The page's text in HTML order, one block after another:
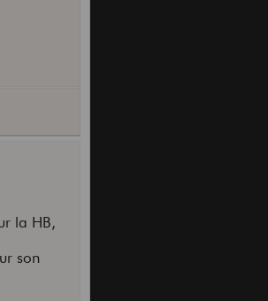
la HB,
son